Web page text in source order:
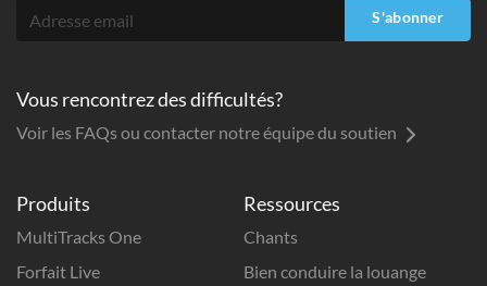
Produits
MultiTracks One
Forfait Live
Ressources
Chants
Bien conduire la louange
S'abonner
Vous rencontrez des difficultés?
Voir les FAQs ou contacter notre équipe du soutien